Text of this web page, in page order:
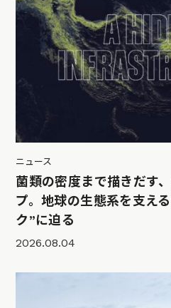
ニュース
菌類の密度まで描きだす
プ。地球の生態系を支え
ク”に迫る
2026.08.04